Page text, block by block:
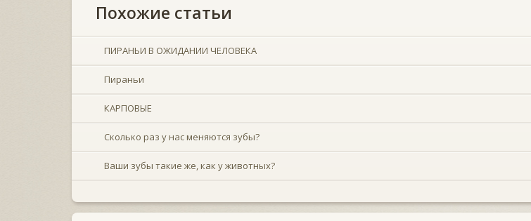
Похожие статьи
ПИРАНЬИ В ОЖИДАНИИ ЧЕЛОВЕКА
Пираньи
КАРПОВЫЕ
Сколько раз у нас меняются зубы?
Ваши зубы такие же, как у животных?